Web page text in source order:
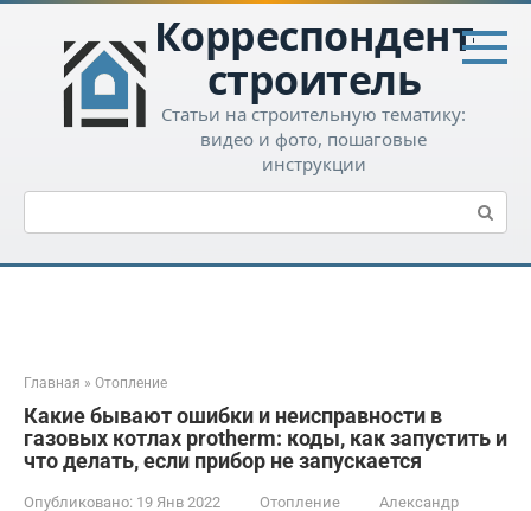
Перейти
контенту
Корреспондент-
строитель
Статьи на строительную тематику:
видео и фото, пошаговые
инструкции
Поиск:
Главная » Отопление
Какие бывают ошибки и неисправности в
газовых котлах protherm: коды, как запустить и
что делать, если прибор не запускается
Опубликовано: 19 Янв 2022 Отопление
Александр